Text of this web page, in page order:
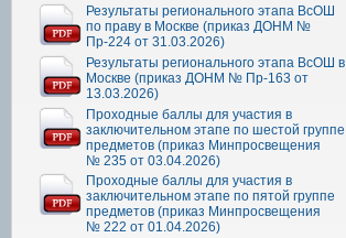
Результаты регионального этапа ВсОШ
по праву в Москве (приказ ДОНМ №
Пр-224 от 31.03.2026)
Результаты регионального этапа ВсОШ в
Москве (приказ ДОНМ № Пр-163 от
13.03.2026)
Проходные баллы для участия в
заключительном этапе по шестой группе
предметов (приказ Минпросвещения
№ 235 от 03.04.2026)
Проходные баллы для участия в
заключительном этапе по пятой группе
предметов (приказ Минпросвещения
№ 222 от 01.04.2026)